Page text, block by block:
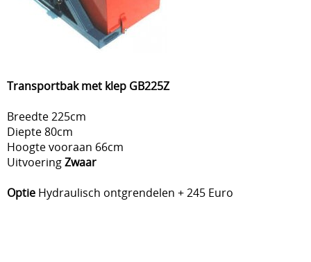
Transportbak met klep GB225Z
Breedte 225cm
Diepte 80cm
Hoogte vooraan 66cm
UitvoeringZwaar
Optie Hydraulisch ontgrendelen + 245 Euro